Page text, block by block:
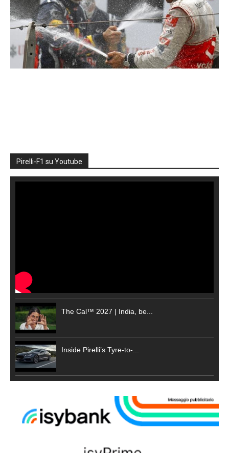
Pirelli-F1 su Youtube
The Cal™ 2027 | India, be...
Inside Pirelli’s Tyre-to-...